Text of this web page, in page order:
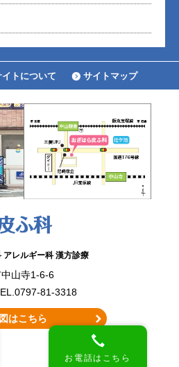
お電話はこちら
イトについて サイトマップ
アレルギー科 漢方診療
山寺1-6-6
81-3318
はこちら